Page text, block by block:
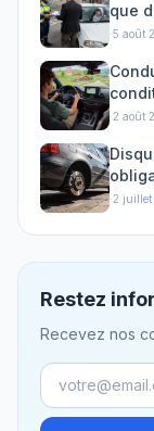
que
·5 août
·2 août
·2 juillet
Restez
Recevez nos